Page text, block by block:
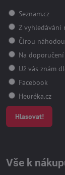
Seznam.cz
Z vyhledávání
Čirou náhodou
Na
Už vás znám
Facebook
Heuréka.cz
Hlasovat!
Vše k